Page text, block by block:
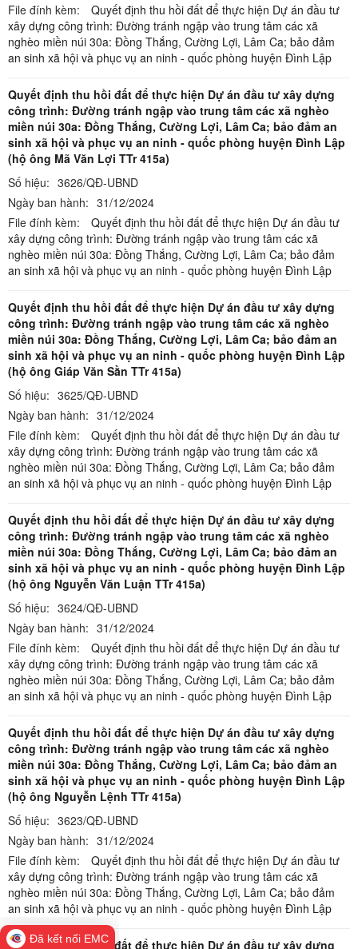
File đính kèm:
Quyết định thu hồi đất để thực hiện Dự án đầu tư
xây dựng công trình: Đường tránh ngập vào trung tâm các xã
nghèo miền núi 30a: Đồng Thắng, Cường Lợi, Lâm Ca; bảo đảm
an sinh xã hội và phục vụ an ninh - quốc phòng huyện Đình Lập
Quyết định thu hồi đất để thực hiện Dự án đầu tư xây dựng
công trình: Đường tránh ngập vào trung tâm các xã nghèo
miền núi 30a: Đồng Thắng, Cường Lợi, Lâm Ca; bảo đảm an
sinh xã hội và phục vụ an ninh - quốc phòng huyện Đình Lập
(hộ ông Mã Văn Lợi TTr 415a)
Số hiệu: 3626/QĐ-UBND
Ngày ban hành: 31/12/2024
File đính kèm:
Quyết định thu hồi đất để thực hiện Dự án đầu tư
xây dựng công trình: Đường tránh ngập vào trung tâm các xã
nghèo miền núi 30a: Đồng Thắng, Cường Lợi, Lâm Ca; bảo đảm
an sinh xã hội và phục vụ an ninh - quốc phòng huyện Đình Lập
Quyết định thu hồi đất để thực hiện Dự án đầu tư xây dựng
công trình: Đường tránh ngập vào trung tâm các xã nghèo
miền núi 30a: Đồng Thắng, Cường Lợi, Lâm Ca; bảo đảm an
sinh xã hội và phục vụ an ninh - quốc phòng huyện Đình Lập
(hộ ông Giáp Văn Sằn TTr 415a)
Số hiệu: 3625/QĐ-UBND
Ngày ban hành: 31/12/2024
File đính kèm:
Quyết định thu hồi đất để thực hiện Dự án đầu tư
xây dựng công trình: Đường tránh ngập vào trung tâm các xã
nghèo miền núi 30a: Đồng Thắng, Cường Lợi, Lâm Ca; bảo đảm
an sinh xã hội và phục vụ an ninh - quốc phòng huyện Đình Lập
Quyết định thu hồi đất để thực hiện Dự án đầu tư xây dựng
công trình: Đường tránh ngập vào trung tâm các xã nghèo
miền núi 30a: Đồng Thắng, Cường Lợi, Lâm Ca; bảo đảm an
sinh xã hội và phục vụ an ninh - quốc phòng huyện Đình Lập
(hộ ông Nguyễn Văn Luận TTr 415a)
Số hiệu: 3624/QĐ-UBND
Ngày ban hành: 31/12/2024
File đính kèm:
Quyết định thu hồi đất để thực hiện Dự án đầu tư
xây dựng công trình: Đường tránh ngập vào trung tâm các xã
nghèo miền núi 30a: Đồng Thắng, Cường Lợi, Lâm Ca; bảo đảm
an sinh xã hội và phục vụ an ninh - quốc phòng huyện Đình Lập
Quyết định thu hồi đất để thực hiện Dự án đầu tư xây dựng
công trình: Đường tránh ngập vào trung tâm các xã nghèo
miền núi 30a: Đồng Thắng, Cường Lợi, Lâm Ca; bảo đảm an
sinh xã hội và phục vụ an ninh - quốc phòng huyện Đình Lập
(hộ ông Nguyễn Lệnh TTr 415a)
Số hiệu: 3623/QĐ-UBND
Ngày ban hành: 31/12/2024
File đính kèm:
Quyết định thu hồi đất để thực hiện Dự án đầu tư
xây dựng công trình: Đường tránh ngập vào trung tâm các xã
nghèo miền núi 30a: Đồng Thắng, Cường Lợi, Lâm Ca; bảo đảm
an sinh xã hội và phục vụ an ninh - quốc phòng huyện Đình Lập
Quyết định thu hồi đất để thực hiện Dự án đầu tư xây dựng
Đã kết nối EMC